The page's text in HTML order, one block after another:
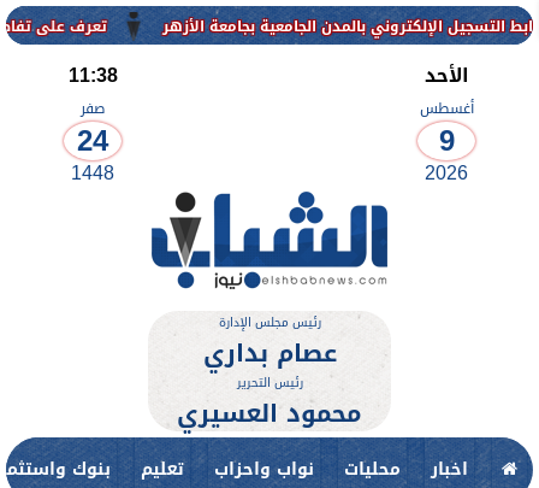
تعرف على تفاصيل وشروط بالمدن الجامعية بجامعة الأزهر
الأحد
أغسطس
9
2026
11:38
صفر
24
1448
رئيس مجلس الإدارة
عصام بداري
رئيس التحرير
محمود العسيري
اخبار محليات نواب واحزاب تعليم بنوك